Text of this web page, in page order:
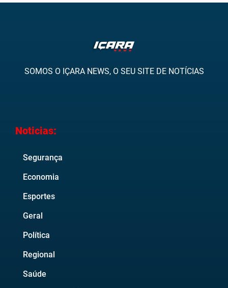
SOMOS O IÇARA NEWS, O SEU SITE DE NOTÍCIAS
Noticias:
Segurança
Economia
Esportes
Geral
Política
Regional
Saúde